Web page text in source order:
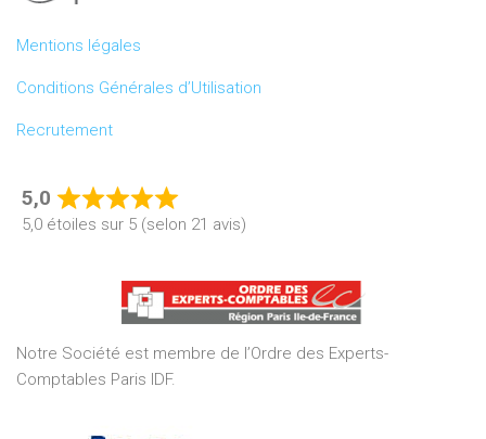
Mentions légales
Conditions Générales d’Utilisation
Recrutement
5,0
Rated
5,0
of
5
5,0 étoiles sur 5 (selon 21 avis)
Notre Société est membre de l’Ordre des Experts-
Comptables Paris IDF.